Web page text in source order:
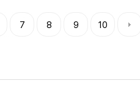
7 8 9 10